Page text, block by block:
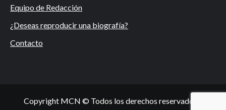
Equipo de Redacción
¿Deseas reproducir una biografía?
Contacto
Copyright MCN © Todos los derechos reservados.